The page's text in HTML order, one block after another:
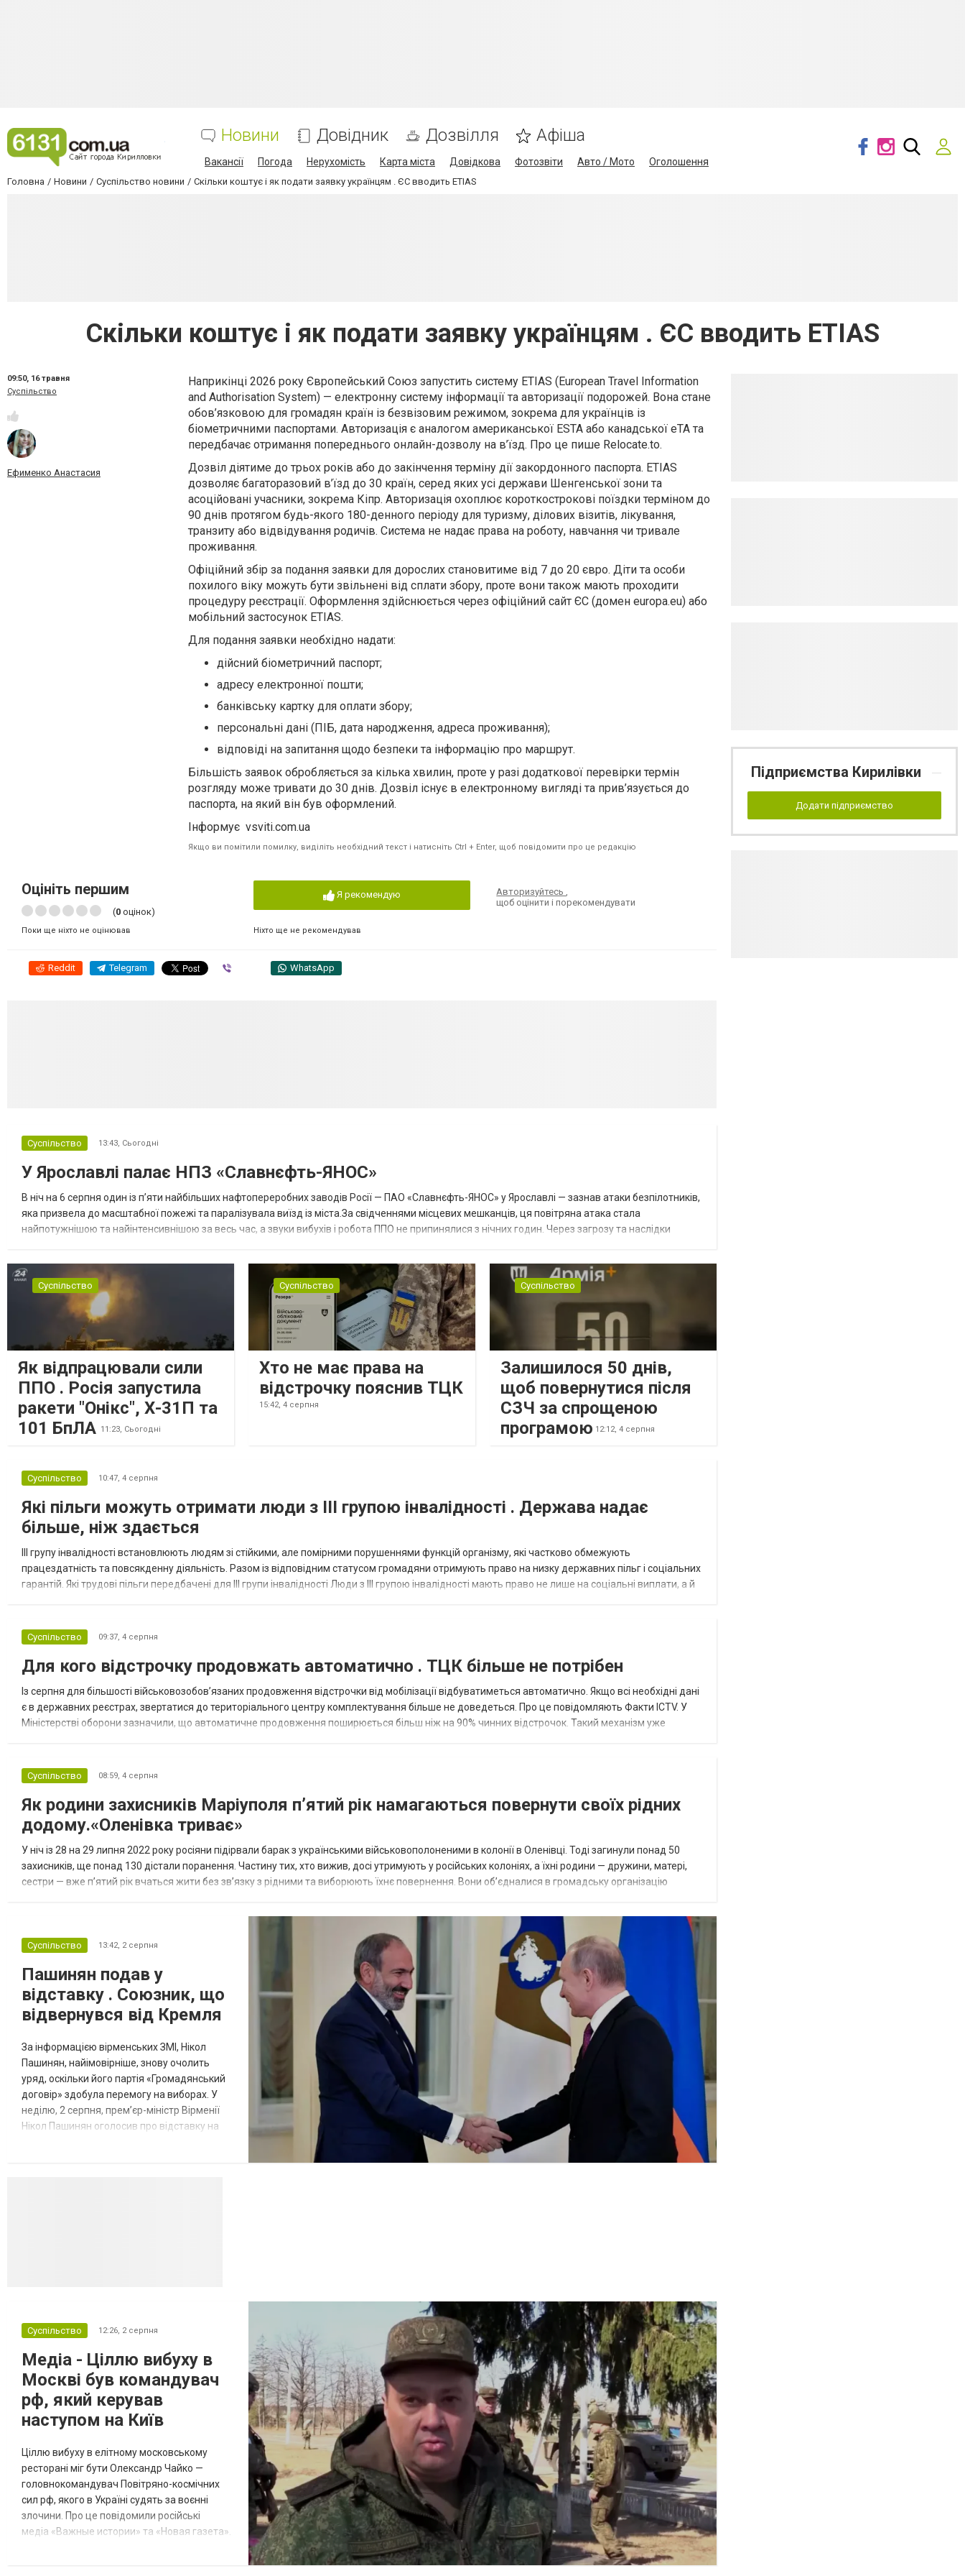
Новини Довідник Дозвілля Афіша
Вакансії Погода Нерухомість Карта міста Довідкова Фотозвіти Авто / Мото Оголошення
Головна Новини Суспільство новини Скільки коштує і як подати заявку українцям . ЄС вводить ETIAS
Скільки коштує і як подати заявку українцям . ЄС вводить ETIAS
09:50, 16 травня
Суспільство
Ефименко Анастасия
Наприкінці 2026 року Європейський Союз запустить систему ETIAS (European Travel Information
and Authorisation System) — електронну систему інформації та авторизації подорожей. Вона стане
обов’язковою для громадян країн із безвізовим режимом, зокрема для українців із
біометричними паспортами. Авторизація є аналогом американської ESTA або канадської eTA та
передбачає отримання попереднього онлайн-дозволу на в’їзд. Про це пише Relocate.to.
Дозвіл діятиме до трьох років або до закінчення терміну дії закордонного паспорта. ETIAS
дозволяє багаторазовий в’їзд до 30 країн, серед яких усі держави Шенгенської зони та
асоційовані учасники, зокрема Кіпр. Авторизація охоплює короткострокові поїздки терміном до
90 днів протягом будь-якого 180-денного періоду для туризму, ділових візитів, лікування,
транзиту або відвідування родичів. Система не надає права на роботу, навчання чи тривале
проживання.
Офіційний збір за подання заявки для дорослих становитиме від 7 до 20 євро. Діти та особи
похилого віку можуть бути звільнені від сплати збору, проте вони також мають проходити
процедуру реєстрації. Оформлення здійснюється через офіційний сайт ЄС (домен europa.eu) або
мобільний застосунок ETIAS.
Для подання заявки необхідно надати:
дійсний біометричний паспорт;
адресу електронної пошти;
банківську картку для оплати збору;
персональні дані (ПІБ, дата народження, адреса проживання);
відповіді на запитання щодо безпеки та інформацію про маршрут.
Більшість заявок обробляється за кілька хвилин, проте у разі додаткової перевірки термін
розгляду може тривати до 30 днів. Дозвіл існує в електронному вигляді та прив’язується до
паспорта, на який він був оформлений.
Інформує vsviti.com.ua
Якщо ви помітили помилку, виділіть необхідний текст і натисніть Ctrl + Enter, щоб повідомити про це редакцію
Оцініть першим
(0 оцінок)
Поки ще ніхто не оцінював
Я рекомендую
Ніхто ще не рекомендував
Авторизуйтесь,
щоб оцінити і порекомендувати
Reddit Telegram WhatsApp
Суспільство 13:43, Сьогодні
У Ярославлі палає НПЗ «Славнєфть-ЯНОС»
В ніч на 6 серпня один із п’яти найбільших нафтопереробних заводів Росії — ПАО «Славнєфть-ЯНОС» у Ярославлі — зазнав атаки безпілотників,
яка призвела до масштабної пожежі та паралізувала виїзд із міста.За свідченнями місцевих мешканців, ця повітряна атака стала
найпотужнішою та найінтенсивнішою за весь час, а звуки вибухів і робота ППО не припинялися з нічних годин. Через загрозу та наслідки
Суспільство
Як відпрацювали сили
ППО . Росія запустила
ракети "Онікс", Х-31П та
101 БпЛА 11:23, Сьогодні
Суспільство
Хто не має права на
відстрочку пояснив ТЦК
15:42, 4 серпня
Суспільство
Залишилося 50 днів,
щоб повернутися після
СЗЧ за спрощеною
програмою 12:12, 4 серпня
Суспільство 10:47, 4 серпня
Які пільги можуть отримати люди з III групою інвалідності . Держава надає
більше, ніж здається
III групу інвалідності встановлюють людям зі стійкими, але помірними порушеннями функцій організму, які частково обмежують
працездатність та повсякденну діяльність. Разом із відповідним статусом громадяни отримують право на низку державних пільг і соціальних
гарантій. Які трудові пільги передбачені для III групи інвалідності Люди з III групою інвалідності мають право не лише на соціальні виплати, а й
Суспільство 09:37, 4 серпня
Для кого відстрочку продовжать автоматично . ТЦК більше не потрібен
Із серпня для більшості військовозобов’язаних продовження відстрочки від мобілізації відбуватиметься автоматично. Якщо всі необхідні дані
є в державних реєстрах, звертатися до територіального центру комплектування більше не доведеться. Про це повідомляють Факти ICTV. У
Міністерстві оборони зазначили, що автоматичне продовження поширюється більш ніж на 90% чинних відстрочок. Такий механізм уже
Суспільство 08:59, 4 серпня
Як родини захисників Маріуполя пʼятий рік намагаються повернути своїх рідних
додому.«Оленівка триває»
У ніч із 28 на 29 липня 2022 року росіяни підірвали барак з українськими військовополоненими в колонії в Оленівці. Тоді загинули понад 50
захисників, ще понад 130 дістали поранення. Частину тих, хто вижив, досі утримують у російських колоніях, а їхні родини — дружини, матері,
сестри — вже п’ятий рік вчаться жити без зв’язку з рідними та виборюють їхнє повернення. Вони об’єдналися в громадську організацію
Суспільство 13:42, 2 серпня
Пашинян подав у
відставку . Союзник, що
відвернувся від Кремля
За інформацією вірменських ЗМІ, Нікол
Пашинян, найімовірніше, знову очолить
уряд, оскільки його партія «Громадянський
договір» здобула перемогу на виборах. У
неділю, 2 серпня, прем’єр-міністр Вірменії
Нікол Пашинян оголосив про відставку на
Суспільство 12:26, 2 серпня
Медіа - Ціллю вибуху в
Москві був командувач
рф, який керував
наступом на Київ
Ціллю вибуху в елітному московському
ресторані міг бути Олександр Чайко —
головнокомандувач Повітряно-космічних
сил рф, якого в Україні судять за воєнні
злочини. Про це повідомили російські
медіа «Важные истории» та «Новая газета».
Підприємства Кирилівки
Додати підприємство